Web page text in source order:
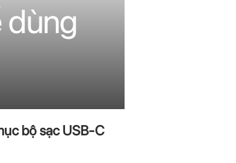
dùng
bộ sạc USB-C